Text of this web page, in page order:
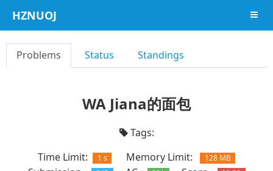
导航
HZNUOJ
Problems Status Standings
WA Jiana的面包
Tags:
Time Limit:
1 s Memory Limit: 128 MB